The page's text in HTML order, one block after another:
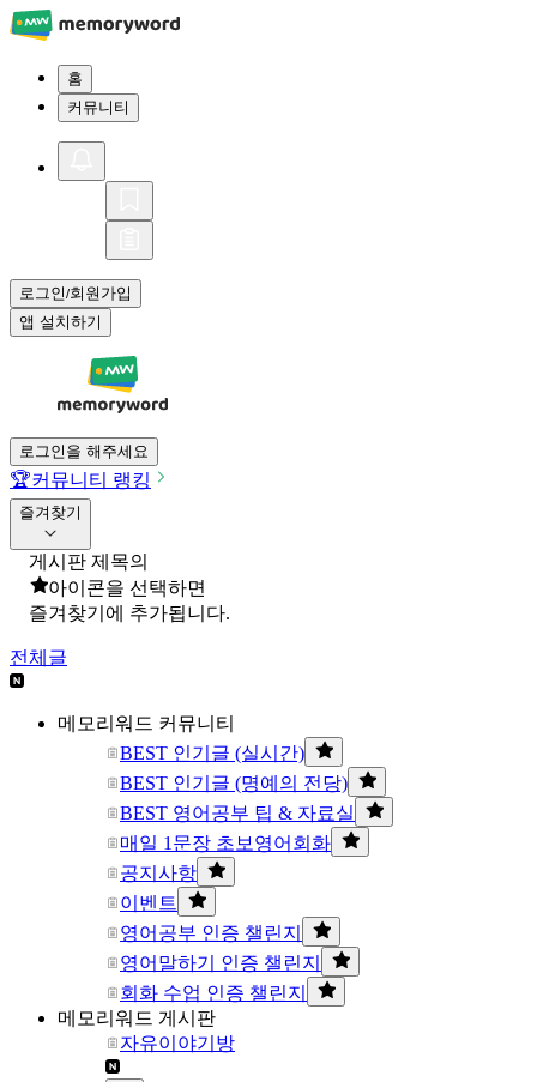
홈
커뮤니티
로그인/회원가입
앱 설치하기
로그인을 해주세요
🏆커뮤니티 랭킹
즐겨찾기
게시판 제목의
아이콘을 선택하면
즐겨찾기에 추가됩니다.
전체글
메모리워드 커뮤니티
BEST 인기글 (실시간)
BEST 인기글 (명예의 전당)
BEST 영어공부 팁 & 자료실
매일 1문장 초보영어회화
공지사항
이벤트
영어공부 인증 챌린지
영어말하기 인증 챌린지
회화 수업 인증 챌린지
메모리워드 게시판
자유이야기방